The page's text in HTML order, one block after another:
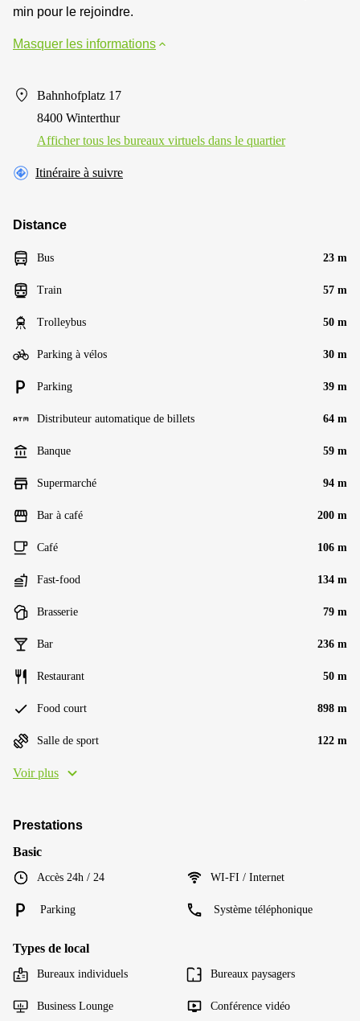
min pour le rejoindre.
Masquer les informations
Bahnhofplatz 17
8400 Winterthur
Afficher tous les bureaux virtuels dans le quartier
Itinéraire à suivre
Distance
Bus 23 m
Train 57 m
Trolleybus 50 m
Parking à vélos 30 m
Parking 39 m
Distributeur automatique de billets 64 m
Banque 59 m
Supermarché 94 m
Bar à café 200 m
Café 106 m
Fast-food 134 m
Brasserie 79 m
Bar 236 m
Restaurant 50 m
Food court 898 m
Salle de sport 122 m
Voir plus
Prestations
Basic
Accès 24h / 24 WI-FI / Internet
Parking Système téléphonique
Types de local
Bureaux individuels Bureaux paysagers
Business Lounge Conférence vidéo